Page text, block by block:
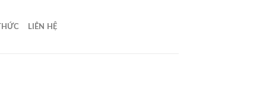
LIÊN HỆ